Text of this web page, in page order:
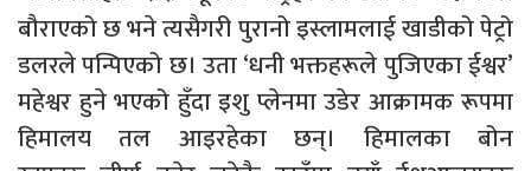
बौराएको छ भने त्यसैगरी पुरानो इस्लामलाई खाडीको पेट्रो
डलरले पन्पिएको छ। उता ‘धनी भक्तहरूले पुजिएका ईश्वर’
महेश्वर हुने भएको हुँदा इशु प्लेनमा उडेर आक्रामक रूपमा
हिमालय तल आइरहेका छन्। हिमालका बोन